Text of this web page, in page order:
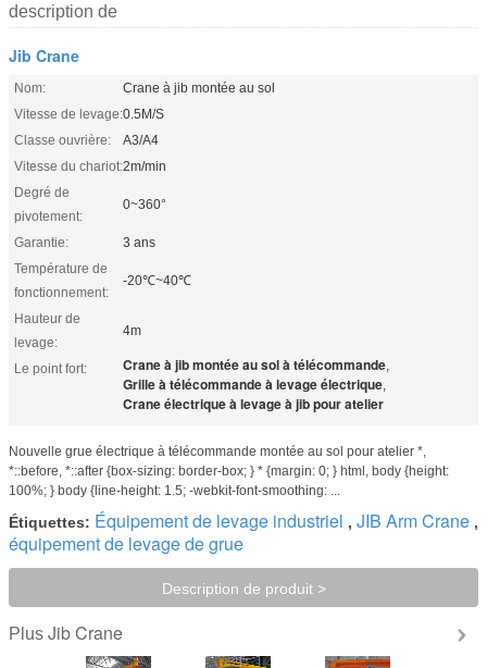
description de
Jib Crane
Nom:
Crane à jib montée au sol
Vitesse de levage:0.5M/S
Classe ouvrière:
A3/A4
Vitesse du chariot:2m/min
Degré de
pivotement:
0~360°
Garantie:
3 ans
Température de
fonctionnement:
-20℃~40℃
Hauteur de
levage:
4m
Le point fort: Crane à jib montée au sol à télécommande,
Grille à télécommande à levage électrique,
Crane électrique à levage à jib pour atelier
Nouvelle grue électrique à télécommande montée au sol pour atelier *,
*::before, *::after {box-sizing: border-box; } * {margin: 0; } html, body {height:
100%; } body {line-height: 1.5; -webkit-font-smoothing: ...
Étiquettes: Équipement de levage industriel , JIB Arm Crane ,
équipement de levage de grue
Description de produit >
Plus Jib Crane